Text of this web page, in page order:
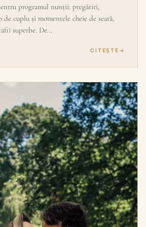
programul nunții: pregătiri,
cuplu și momentele cheie de seară,
superbe. De…
CITEȘTE